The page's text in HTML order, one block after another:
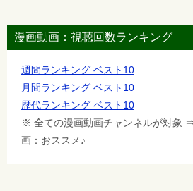
漫画動画：視聴回数ランキング
週間ランキング ベスト10
月間ランキング ベスト10
歴代ランキング ベスト10
※ 全ての漫画動画チャンネルが対象
画：おススメ♪